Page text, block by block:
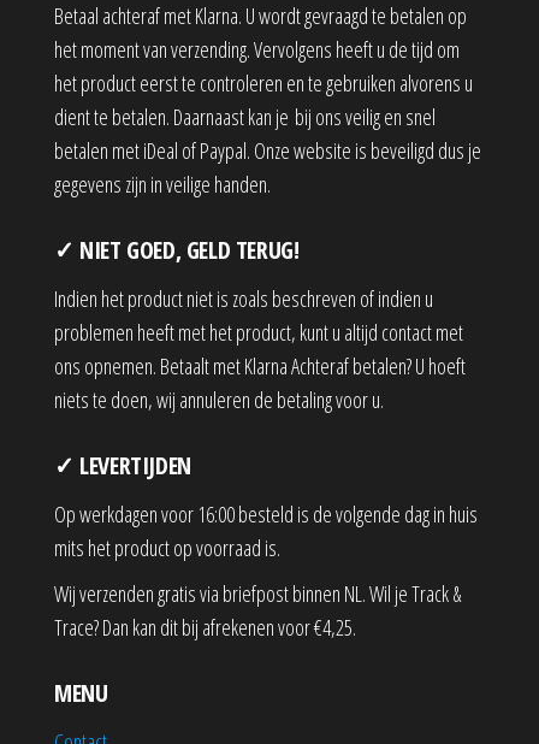
Betaal achteraf met Klarna. U wordt gevraagd te betalen op
het moment van verzending. Vervolgens heeft u de tijd om
het product eerst te controleren en te gebruiken alvorens u
dient te betalen. Daarnaast kan je bij ons veilig en snel
betalen met iDeal of Paypal. Onze website is beveiligd dus je
gegevens zijn in veilige handen.
✓ NIET GOED, GELD TERUG!
Indien het product niet is zoals beschreven of indien u
problemen heeft met het product, kunt u altijd contact met
ons opnemen. Betaalt met Klarna Achteraf betalen? U hoeft
niets te doen, wij annuleren de betaling voor u.
✓ LEVERTIJDEN
Op werkdagen voor 16:00 besteld is de volgende dag in huis
mits het product op voorraad is.
Wij verzenden gratis via briefpost binnen NL. Wil je Track &
Trace? Dan kan dit bij afrekenen voor €4,25.
MENU